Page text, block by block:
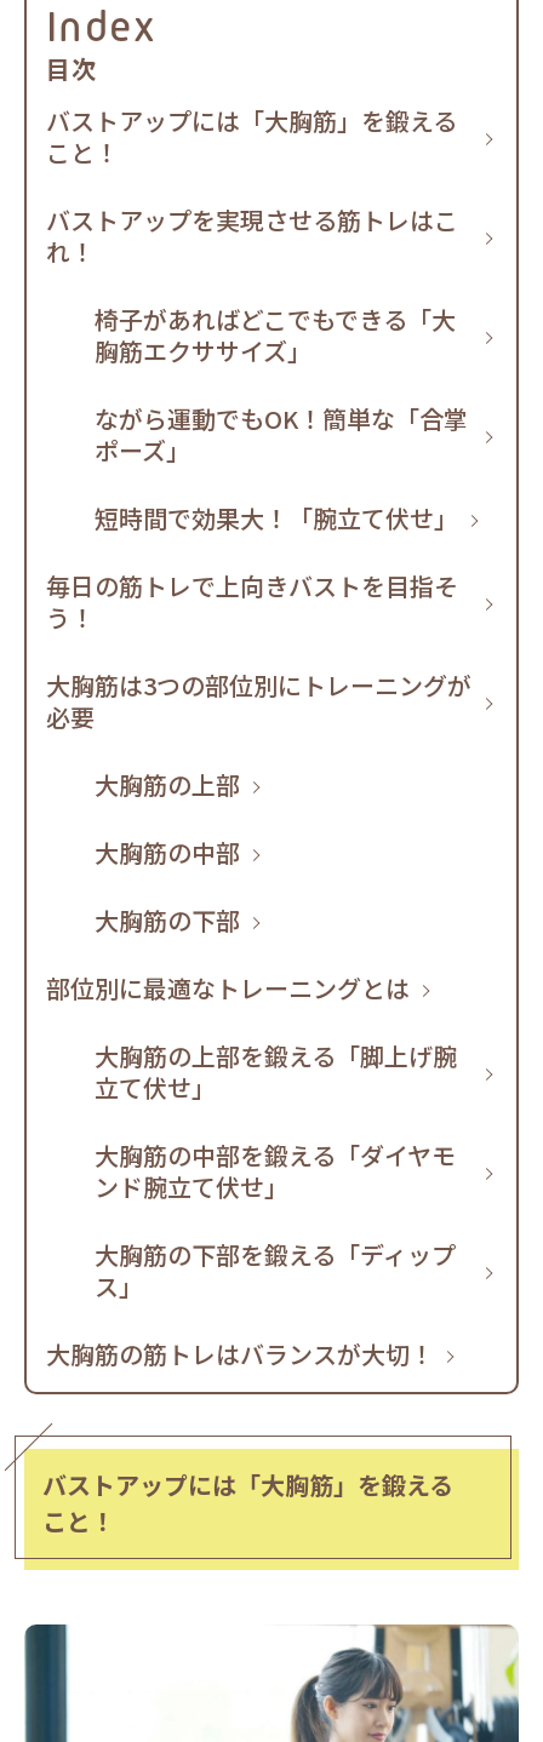
Index
目次
バストアップには「大胸筋」を鍛える
こと！
バストアップを実現させる筋トレはこ
れ！
椅子があればどこでもできる「大
胸筋エクササイズ」
ながら運動でもOK！簡単な「合掌
ポーズ」
短時間で効果大！「腕立て伏せ」
毎日の筋トレで上向きバストを目指そ
う！
大胸筋は3つの部位別にトレーニングが
必要
大胸筋の上部
大胸筋の中部
大胸筋の下部
部位別に最適なトレーニングとは
大胸筋の上部を鍛える「脚上げ腕
立て伏せ」
大胸筋の中部を鍛える「ダイヤモ
ンド腕立て伏せ」
大胸筋の下部を鍛える「ディップ
ス」
大胸筋の筋トレはバランスが大切！
バストアップには「大胸筋」を鍛える
こと！